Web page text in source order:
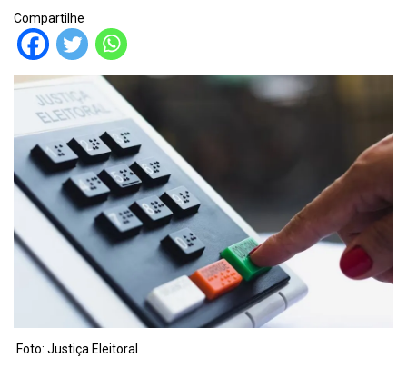
Compartilhe
Foto: Justiça Eleitoral